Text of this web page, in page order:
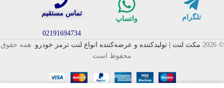
تلگرام واتساپ
تماس مستقیم
02191694734
© 2026
مکث لنت | تولیدکننده و عرضه‌کننده انواع لنت ترمز خودرو . همه حقوق
محفوظ است